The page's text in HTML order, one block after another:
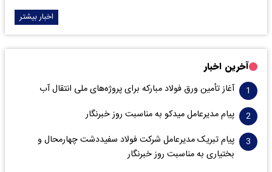
اخبار بیشتر
آخرین اخبار
آغاز تأمین ورق فولاد مبارکه برای پروژه‌های ملی انتقال آب
پیام مدیرعامل میدکو به مناسبت روز خبرنگار
پیام تبریک مدیرعامل شرکت فولاد سفیددشت چهارمحال و
بختیاری به مناسبت روز خبرنگار